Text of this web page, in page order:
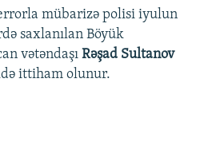
mübarizə polisi iyulun
saxlanılan Böyük
vətəndaşı Rəşad Sultanov
ittiham olunur.